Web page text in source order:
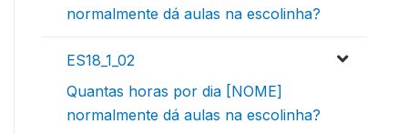
normalmente dá aulas na escolinha?
ES18_1_02
Quantas horas por dia [NOME]
normalmente dá aulas na escolinha?